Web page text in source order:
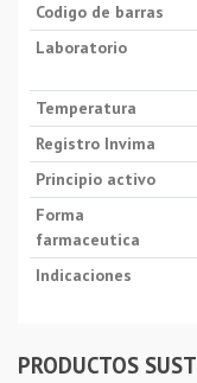
Codigo de barras
Laboratorio
Temperatura
Registro Invima
Principio activo
Forma
farmaceutica
Indicaciones
PRODUCTOS